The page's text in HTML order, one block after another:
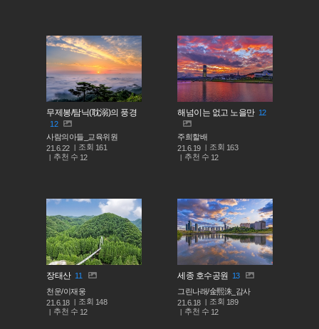
무제봉/탐닉(耽溺)의 풍경
12
사람의아들_교육위원
21.6.22
조회 161
추천 수 12
해넘이는 없고 노을만 12
주희할배
21.6.19
조회 163
추천 수 12
장태산 11
천운/이재웅
21.6.18
조회 148
추천 수 12
세종 호수공원
13
그린나래/金熙洙_감사
21.6.18
조회 189
추천 수 12